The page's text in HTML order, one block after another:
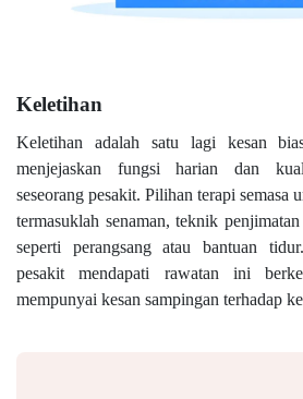
Keletihan
Keletihan adalah satu lagi kesan
menjejaskan fungsi harian dan
seseorang pesakit. Pilihan terapi semasa
termasuklah senaman, teknik
seperti perangsang atau bantuan
pesakit mendapati rawatan ini
mempunyai kesan sampingan terhadap